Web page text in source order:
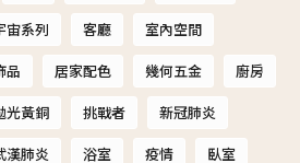
宙系列 客廳
室內空間
品 居家配色 幾何五金
廚房
光黃銅 挑戰者
新冠肺炎
漢肺炎 浴室 疫情
臥室